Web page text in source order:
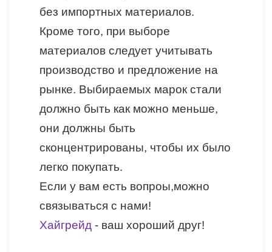
без импортных материалов.
Кроме того, при выборе
материалов следует учитывать
производство и предложение на
рынке. Выбираемых марок стали
должно быть как можно меньше,
они должны быть
сконцентрированы, чтобы их было
легко покупать.
Если у вам есть вопроы,можно
связываться с нами!
Хайгрейд- ваш хороший друг!